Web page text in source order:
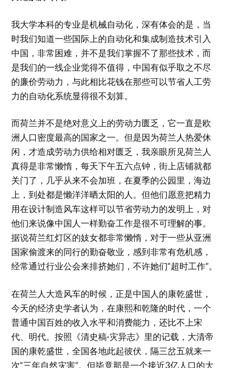
我大学本科的专业是机械自动化，深有体会的是，当
时我们知道一些国际上的自动化和集成制造技术引入
中国，非常困难，并不是我们掌握不了那些技术，而
是我们的一线企业觉得不值得，中国有似乎取之不尽
的廉价劳动力，与此相比花钱在那些可以节省人工劳
力的自动化系统显得很不划算。
而荷兰并不是绝对意义上的劳动力匮乏，它一直是欧
洲人口密度最高的国家之一。但是因为荷兰人热爱休
闲，才造成劳动力供给相对匮乏，我亲眼所见荷兰人
真得是非常懒惰，每天下午五六点钟，街上店铺就都
关门了，几乎从来不会加班，在夏季的公园里，海边
上，到处都是懒洋洋晒太阳的人。但他们愿意把精力
用在设计制造风车这样可以节省劳动力的发明上，对
他们来说像中国人一样勤奋工作是很不可理解的事。
据说荷兰红灯区的妓女都非常懒惰，对于一些从亚洲
国家偷渡来的同行的勤奋敬业，感到非常有危机感，
经常通过行业公会来排挤她们，不许她们“超时工作”。
在荷兰人大造风车的时候，正是中国人的康乾盛世，
今天的经济史学者认为，在康熙和乾隆的时代，一个
普通中国百姓的收入水平和消费能力，还比不上宋
代、明代。按照《清史稿·灾异志》里的记载，大清帝
国的康乾盛世，全国各地此起彼伏，隔三岔五就来一
次“三年自然灾害”。但毕竟那是一个接近3亿人口的大